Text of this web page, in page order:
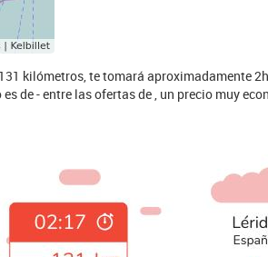
kilómetros, te tomará aproximadamente
de - entre las ofertas de , un precio muy